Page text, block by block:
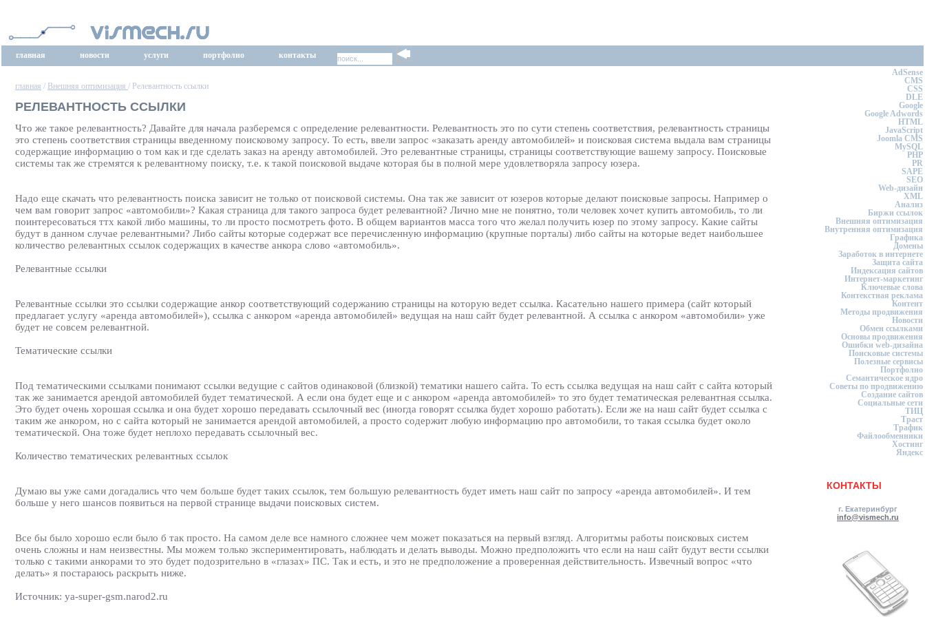
главная новости услуги портфолио контакты
главная / Внешняя оптимизация / Релевантность ссылки
РЕЛЕВАНТНОСТЬ ССЫЛКИ
Что же такое релевантность? Давайте для начала разберемся с определение релевантности. Релевантность это по сути степень соответствия, релевантность страницы
это степень соответствия страницы введенному поисковому запросу. То есть, ввели запрос «заказать аренду автомобилей» и поисковая система выдала вам страницы
содержащие информацию о том как и где сделать заказ на аренду автомобилей. Это релевантные страницы, страницы соответствующие вашему запросу. Поисковые
системы так же стремятся к релевантному поиску, т.е. к такой поисковой выдаче которая бы в полной мере удовлетворяла запросу юзера.
Надо еще скачать что релевантность поиска зависит не только от поисковой системы. Она так же зависит от юзеров которые делают поисковые запросы. Например о
чем вам говорит запрос «автомобили»? Какая страница для такого запроса будет релевантной? Лично мне не понятно, толи человек хочет купить автомобиль, то ли
поинтересоваться ттх какой либо машины, то ли просто посмотреть фото. В общем вариантов масса того что желал получить юзер по этому запросу. Какие сайты
будут в данном случае релевантными? Либо сайты которые содержат все перечисленную информацию (крупные порталы) либо сайты на которые ведет наибольшее
количество релевантных ссылок содержащих в качестве анкора слово «автомобиль».
Релевантные ссылки
Релевантные ссылки это ссылки содержащие анкор соответствующий содержанию страницы на которую ведет ссылка. Касательно нашего примера (сайт который
предлагает услугу «аренда автомобилей»), ссылка с анкором «аренда автомобилей» ведущая на наш сайт будет релевантной. А ссылка с анкором «автомобили» уже
будет не совсем релевантной.
Тематические ссылки
Под тематическими ссылками понимают ссылки ведущие с сайтов одинаковой (близкой) тематики нашего сайта. То есть ссылка ведущая на наш сайт с сайта который
так же занимается арендой автомобилей будет тематической. А если она будет еще и с анкором «аренда автомобилей» то это будет тематическая релевантная ссылка.
Это будет очень хорошая ссылка и она будет хорошо передавать ссылочный вес (иногда говорят ссылка будет хорошо работать). Если же на наш сайт будет ссылка с
таким же анкором, но с сайта который не занимается арендой автомобилей, а просто содержит любую информацию про автомобили, то такая ссылка будет около
тематической. Она тоже будет неплохо передавать ссылочный вес.
Количество тематических релевантных ссылок
Думаю вы уже сами догадались что чем больше будет таких ссылок, тем большую релевантность будет иметь наш сайт по запросу «аренда автомобилей». И тем
больше у него шансов появиться на первой странице выдачи поисковых систем.
Все бы было хорошо если было б так просто. На самом деле все намного сложнее чем может показаться на первый взгляд. Алгоритмы работы поисковых систем
очень сложны и нам неизвестны. Мы можем только экспериментировать, наблюдать и делать выводы. Можно предположить что если на наш сайт будут вести ссылки
только с такими анкорами то это будет подозрительно в «глазах» ПС. Так и есть, и это не предположение а проверенная действительность. Извечный вопрос «что
делать» я постараюсь раскрыть ниже.
Источник: ya-super-gsm.narod2.ru
AdSense
CMS
CSS
DLE
Google
Google Adwords
HTML
JavaScript
Joomla CMS
MySQL
PHP
PR
SAPE
SEO
Web-дизайн
XML
Анализ
Биржи ссылок
Внешняя оптимизация
Внутренняя оптимизация
Графика
Домены
Заработок в интернете
Защита сайта
Индексация сайтов
Интернет-маркетинг
Ключевые слова
Контекстная реклама
Контент
Методы продвижения
Новости
Обмен ссылками
Основы продвижения
Ошибки web-дизайна
Поисковые системы
Полезные сервисы
Портфолио
Семантическое ядро
Советы по продвижению
Создание сайтов
Социальные сети
ТИЦ
Траст
Трафик
Файлообменники
Хостинг
Яндекс
КОНТАКТЫ
г. Екатеринбург
info@vismech.ru